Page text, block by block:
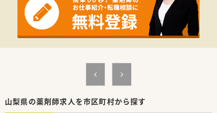
【勤務実態について】
■年間休日は123日と業界でも高水準で、プライベートの時間も
大切にできます。
■入社3ヶ月後から有給休暇が支給され、最大8日間の長期休暇
制度も整備されています。
援体制が整っています。
が固定化しにくい環境です。
■部長などの役職者も流動的に勤務しており、困ったことがあれ
山梨県の薬剤師求人を市区町村から探す